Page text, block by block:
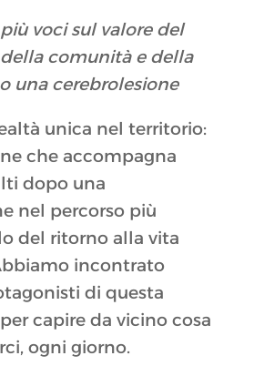
voci sul valore del
comunità e della
una cerebrolesione
unica nel territorio:
che accompagna
dopo una
nel percorso più
del ritorno alla vita
incontrato
di questa
capire da vicino cosa
ogni giorno.